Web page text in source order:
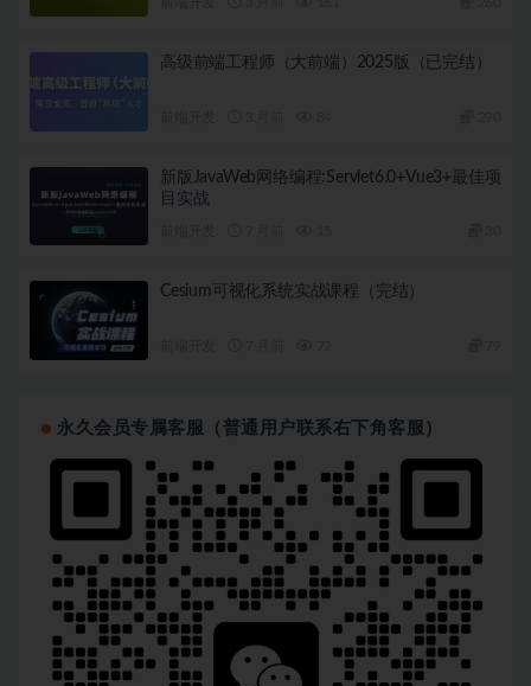
高级前端工程师（大前端）2025版（已完结）
新版JavaWeb网络编程:Servlet6.0+Vue3+最佳项
目实战
Cesium可视化系统实战课程（完结）
永久会员专属客服（普通用户联系右下角客服）